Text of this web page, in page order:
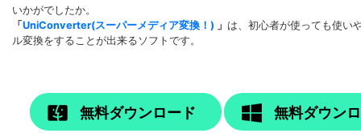
いかがでしたか。
「 UniConverter(スーパーメディア変換！) 」 は、初心者が使っても使い
ル変換をすることが出来るソフトです。
無料ダウンロード 無料ダウン